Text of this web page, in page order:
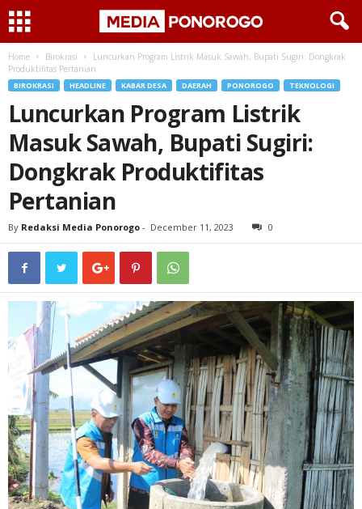
Home Birokrasi
Luncurkan Program Listrik Masuk Sawah, Bupati Sugiri: Dongkrak
Produktifitas Pertanian
BIROKRASI HEADLINE KABAR DESA DAERAH PONOROGO TEKNOLOGI
Luncurkan Program Listrik
Masuk Sawah, Bupati Sugiri:
Dongkrak Produktifitas
Pertanian
By Redaksi Media Ponorogo - December 11, 2023 0